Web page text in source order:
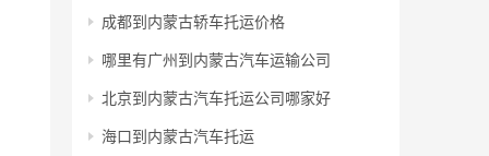
成都到内蒙古轿车托运价格
哪里有广州到内蒙古汽车运输公司
北京到内蒙古汽车托运公司哪家好
海口到内蒙古汽车托运